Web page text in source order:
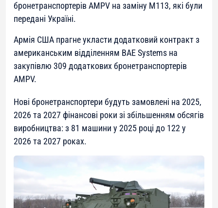
бронетранспортерів AMPV на заміну M113, які були
передані Україні.
Армія США прагне укласти додатковий контракт з
американським відділенням BAE Systems на
закупівлю 309 додаткових бронетранспортерів
AMPV.
Нові бронетранспортери будуть замовлені на 2025,
2026 та 2027 фінансові роки зі збільшенням обсягів
виробництва: з 81 машини у 2025 році до 122 у
2026 та 2027 роках.